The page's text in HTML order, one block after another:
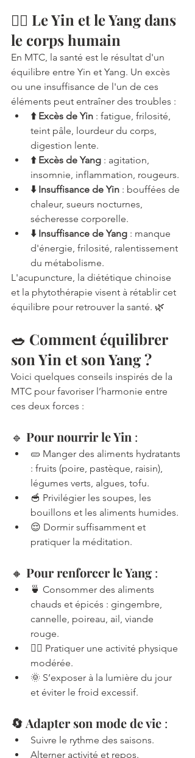
💆‍♂️ Le Yin et le Yang dans
le corps humain
En MTC, la santé est le résultat d'un
équilibre entre Yin et Yang. Un excès
ou une insuffisance de l'un de ces
éléments peut entraîner des troubles :
⬆️ Excès de Yin : fatigue, frilosité,
teint pâle, lourdeur du corps,
digestion lente.
⬆️ Excès de Yang : agitation,
insomnie, inflammation, rougeurs.
⬇️ Insuffisance de Yin : bouffées de
chaleur, sueurs nocturnes,
sécheresse corporelle.
⬇️ Insuffisance de Yang : manque
d'énergie, frilosité, ralentissement
du métabolisme.
L'acupuncture, la diététique chinoise
et la phytothérapie visent à rétablir cet
équilibre pour retrouver la santé. 🌿
🥗 Comment équilibrer
son Yin et son Yang ?
Voici quelques conseils inspirés de la
MTC pour favoriser l’harmonie entre
ces deux forces :
🔹 Pour nourrir le Yin :
🥒 Manger des aliments hydratants
: fruits (poire, pastèque, raisin),
légumes verts, algues, tofu.
🥣 Privilégier les soupes, les
bouillons et les aliments humides.
😌 Dormir suffisamment et
pratiquer la méditation.
🔸 Pour renforcer le Yang :
🍵 Consommer des aliments
chauds et épicés : gingembre,
cannelle, poireau, ail, viande
rouge.
🚶‍♂️ Pratiquer une activité physique
modérée.
🌞 S’exposer à la lumière du jour
et éviter le froid excessif.
🔄 Adapter son mode de vie :
Suivre le rythme des saisons.
Alterner activité et repos.